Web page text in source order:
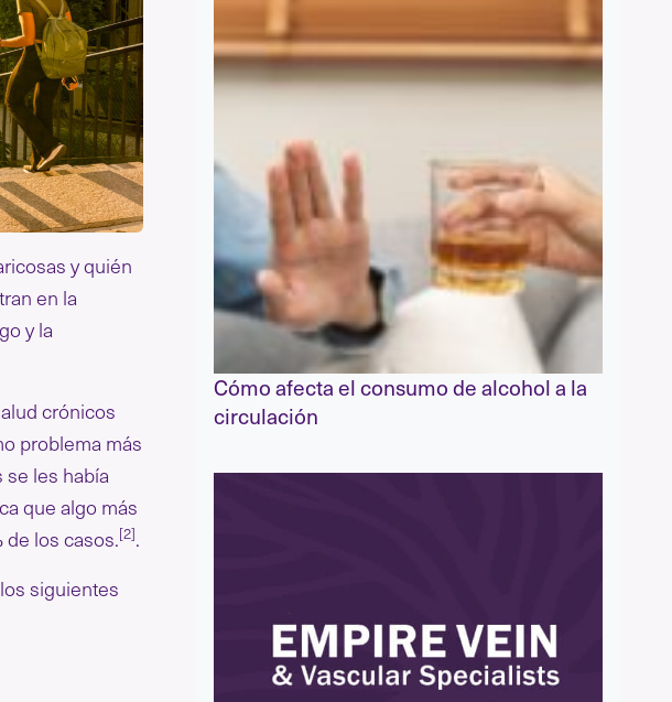
y quién
en la
y la
crónicos
problema más
se les había
que algo más
de los casos.[2].
siguientes
Cómo afecta el consumo de alcohol a la
circulación